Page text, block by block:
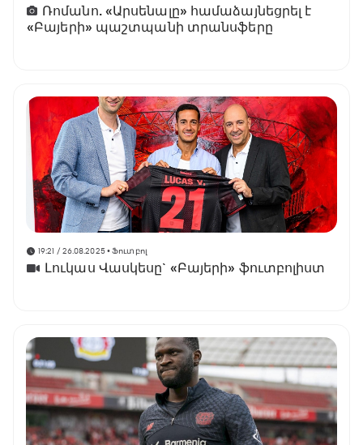
Ռոմանո. «Արսենալը» համաձայնեցրել է
«Բայերի» պաշտպանի տրանսֆերը
19:21 / 26.08.2025• Ֆուտբոլ
Լուկաս Վասկեսը` «Բայերի» ֆուտբոլիստ